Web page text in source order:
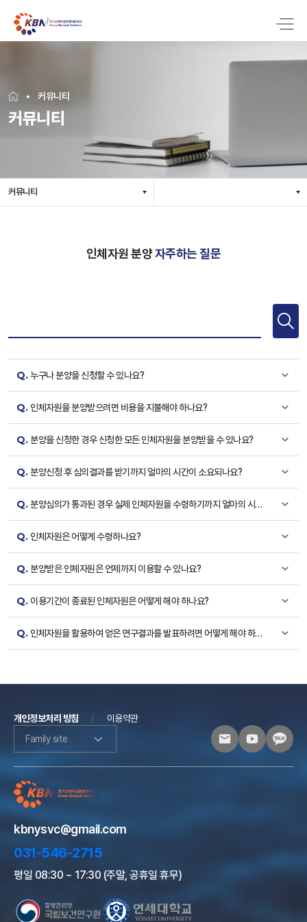
커뮤니티
커뮤니티
커뮤니티
인체자원 분양자주하는 질문
Q. 누구나 분양을 신청할 수 있나요?
Q. 인체자원을 분양받으려면 비용을 지불해야 하나요?
Q. 분양을 신청한 경우 신청한 모든 인체자원을 분양받을 수 있나요?
Q. 분양신청 후 심의결과를 받기까지 얼마의 시간이 소요되나요?
Q. 분양심의가 통과된 경우 실제 인체자원을 수령하기까지 얼마의 시간
Q. 인체자원은 어떻게 수령하나요?
Q. 분양받은 인체자원은 언제까지 이용할 수 있나요?
Q. 이용기간이 종료된 인체자원은 어떻게 해야 하나요?
Q. 인체자원을 활용하여 얻은 연구결과를 발표하려면 어떻게 해야 하나
개인정보처리 방침
이용약관
Family site
kbnysvc@gmail.com
031-546-2715
평일 08:30 ~ 17:30 (주말, 공휴일 휴무)